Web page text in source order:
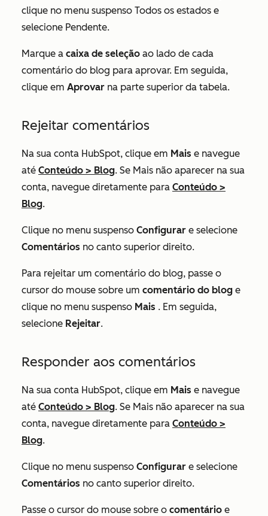
clique no menu suspenso Todos os estados e
selecione Pendente.
Marque a caixa de seleção ao lado de cada
comentário do blog para aprovar. Em seguida,
clique em Aprovar na parte superior da tabela.
Rejeitar comentários
Na sua conta HubSpot, clique em Mais e navegue
até Conteúdo > Blog. Se Mais não aparecer na sua
conta, navegue diretamente para Conteúdo >
Blog.
Clique no menu suspenso Configurar e selecione
Comentários no canto superior direito.
Para rejeitar um comentário do blog, passe o
cursor do mouse sobre um comentário do blog e
clique no menu suspenso Mais . Em seguida,
selecione Rejeitar.
Responder aos comentários
Na sua conta HubSpot, clique em Mais e navegue
até Conteúdo > Blog. Se Mais não aparecer na sua
conta, navegue diretamente para Conteúdo >
Blog.
Clique no menu suspenso Configurar e selecione
Comentários no canto superior direito.
Passe o cursor do mouse sobre o comentário e